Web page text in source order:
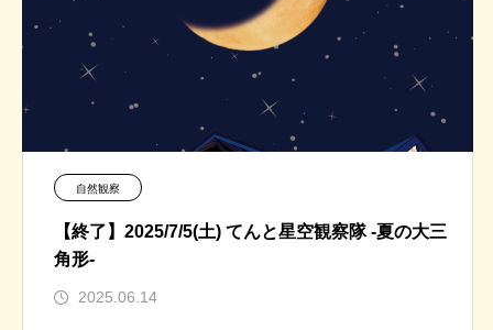
自然観察
【終了】2025/7/5(土) てんと星空観察隊 -夏の大三
角形-
2025.06.14